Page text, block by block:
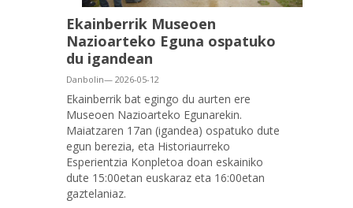
Ekainberrik Museoen
Nazioarteko Eguna ospatuko
du igandean
Danbolin— 2026-05-12
Ekainberrik bat egingo du aurten ere
Museoen Nazioarteko Egunarekin.
Maiatzaren 17an (igandea) ospatuko dute
egun berezia, eta Historiaurreko
Esperientzia Konpletoa doan eskainiko
dute 15:00etan euskaraz eta 16:00etan
gaztelaniaz.